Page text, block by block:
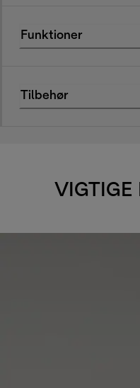
Funktioner
Tilbehør
VIGTIGE